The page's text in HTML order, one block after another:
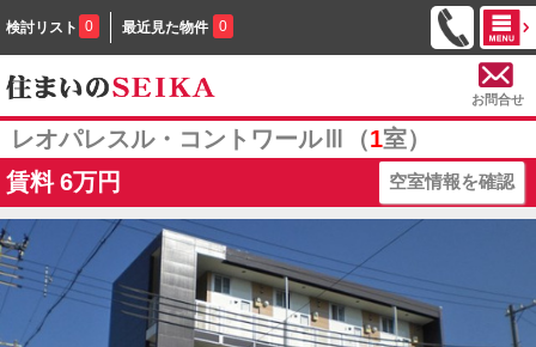
検討リスト 0 最近見た物件 0
お問合せ
レオパレスル・コントワールⅢ（1室）
賃料 6万円 空室情報を確認